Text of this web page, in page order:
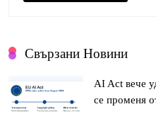
Свързани Новини
AI Act вече
се променя